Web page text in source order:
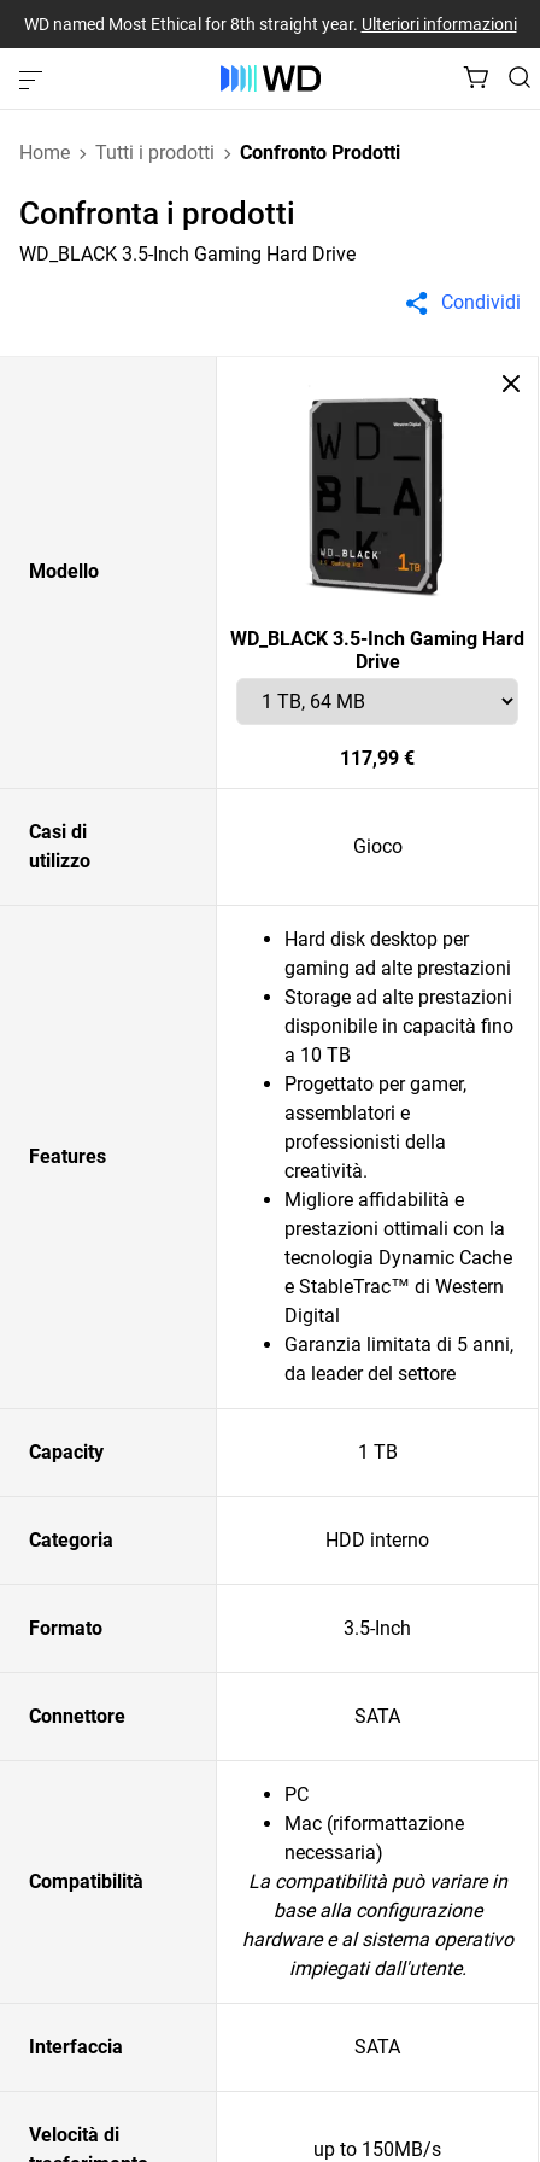
WD named Most Ethical for 8th straight year. Ulteriori informazioni
Home Tutti i prodotti Confronto Prodotti
Confronta i prodotti
WD_BLACK 3.5-Inch Gaming Hard Drive
Condividi
Modello
WD_BLACK 3.5-Inch Gaming Hard
Drive
117,99 €
Casi di
utilizzo
Gioco
Features
Hard disk desktop per
gaming ad alte prestazioni
Storage ad alte prestazioni
disponibile in capacità fino
a 10 TB
Progettato per gamer,
assemblatori e
professionisti della
creatività.
Migliore affidabilità e
prestazioni ottimali con la
tecnologia Dynamic Cache
e StableTrac™ di Western
Digital
Garanzia limitata di 5 anni,
da leader del settore
Capacity 1 TB
Categoria HDD interno
Formato 3.5-Inch
Connettore SATA
Compatibilità
PC
Mac (riformattazione
necessaria)
La compatibilità può variare in
base alla configurazione
hardware e al sistema operativo
impiegati dall'utente.
Interfaccia SATA
Velocità di
up to 150MB/s